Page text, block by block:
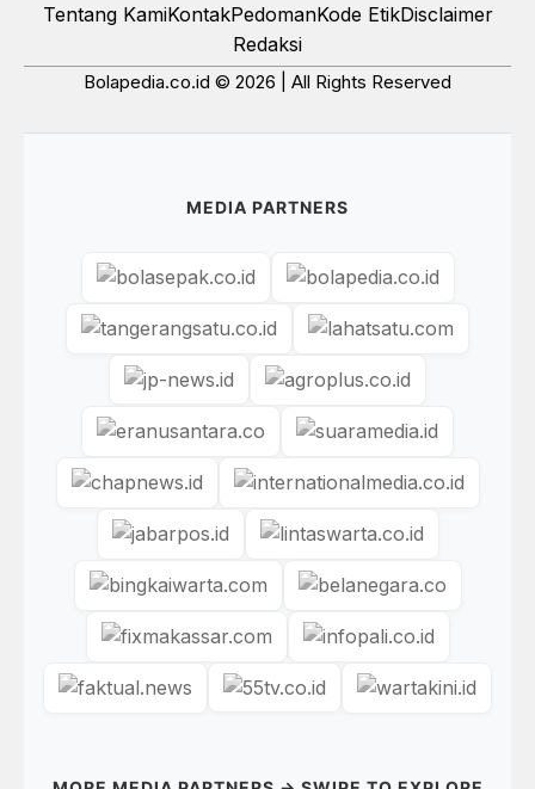
Tentang KamiKontakPedomanKode EtikDisclaimer
Redaksi
Bolapedia.co.id © 2026 | All Rights Reserved
MEDIA PARTNERS